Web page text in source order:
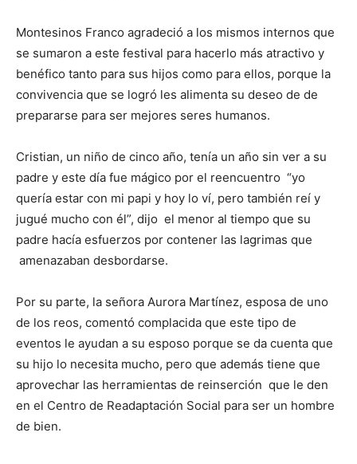
Montesinos Franco agradeció a los mismos internos que
se sumaron a este festival para hacerlo más atractivo y
benéfico tanto para sus hijos como para ellos, porque la
convivencia que se logró les alimenta su deseo de de
prepararse para ser mejores seres humanos.
Cristian, un niño de cinco año, tenía un año sin ver a su
padre y este día fue mágico por el reencuentro “yo
quería estar con mi papi y hoy lo ví, pero también reí y
jugué mucho con él”, dijo el menor al tiempo que su
padre hacía esfuerzos por contener las lagrimas que
amenazaban desbordarse.
Por su parte, la señora Aurora Martínez, esposa de uno
de los reos, comentó complacida que este tipo de
eventos le ayudan a su esposo porque se da cuenta que
su hijo lo necesita mucho, pero que además tiene que
aprovechar las herramientas de reinserción que le den
en el Centro de Readaptación Social para ser un hombre
de bien.